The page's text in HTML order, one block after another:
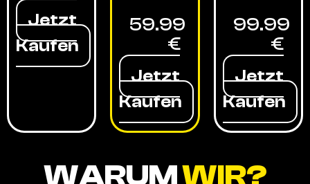
Jetzt
Kaufen
59.99
€
Jetzt
Kaufen
99.99
€
Jetzt
Kaufen
WARUMWIR?